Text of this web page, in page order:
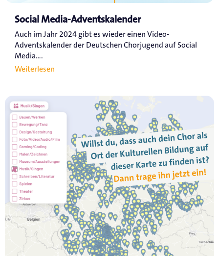
Social Media-Adventskalender
Auch im Jahr 2024 gibt es wieder einen Video-
Adventskalender der Deutschen Chorjugend auf Social
Media....
Weiterlesen